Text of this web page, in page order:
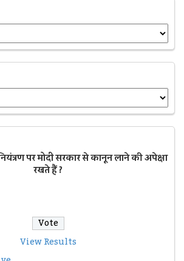
पर मोदी सरकार से कानून लाने की अपेक्षा
रखते हैं ?
View Results